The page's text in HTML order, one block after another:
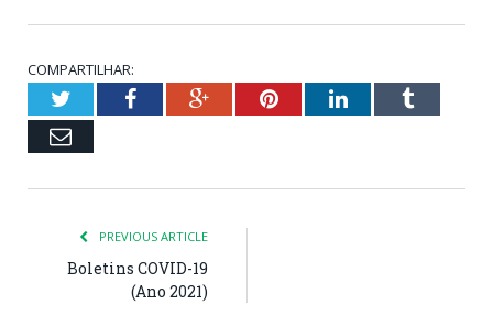
COMPARTILHAR:
TwitterFacebookGoogle+PinterestLinkedInTumblr
Email
PREVIOUS ARTICLE
Boletins COVID-19
(Ano 2021)